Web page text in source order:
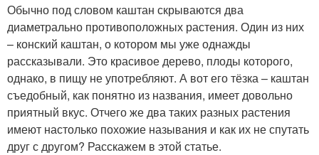
Обычно под словом каштан скрываются два
диаметрально противоположных растения. Один из них
– конский каштан, о котором мы уже однажды
рассказывали. Это красивое дерево, плоды которого,
однако, в пищу не употребляют. А вот его тёзка – каштан
съедобный, как понятно из названия, имеет довольно
приятный вкус. Отчего же два таких разных растения
имеют настолько похожие называния и как их не спутать
друг с другом? Расскажем в этой статье.